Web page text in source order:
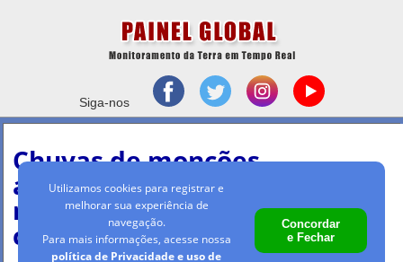
Siga-nos
Chuvas de monções
arrasadoras deixam 200
mortos e resgates
continuam no Nepal
Utilizamos cookies para registrar e
melhorar sua experiência de
navegação.
Para mais informações, acesse nossa
política de Privacidade e uso de
Concordar
e Fechar